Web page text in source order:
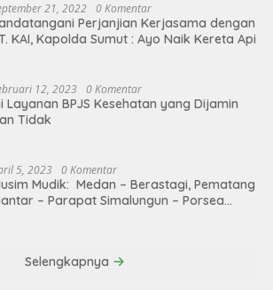
21, 2022 0 Komentar
Perjanjian Kerjasama dengan
KAI, Kapolda Sumut : Ayo Naik Kereta Api
12, 2023 0 Komentar
Layanan BPJS Kesehatan yang Dijamin
Tidak
5, 2023 0 Komentar
Mudik: Medan – Berastagi, Pematang
– Parapat Simalungun – Porsea
Selengkapnya